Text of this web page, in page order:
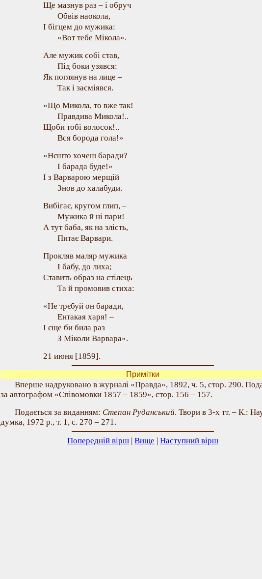
Ще мазнув раз – і обруч
Обвів наокола,
І бігцем до мужика:
«Вот тебе Мікола».
Але мужик собі став,
Під боки узявся:
Як поглянув на лице –
Так і засміявся.
«Що Микола, то вже так!
Правдива Микола!..
Щоби тобі волосок!..
Вся борода гола!»
«Нєшто хочеш баради?
І барада буде!»
І з Варварою мерщій
Знов до халабуди.
Вибігає, кругом глип, –
Мужика й ні пари!
А тут баба, як на злість,
Питає Варвари.
Прокляв маляр мужика
І бабу, до лиха;
Ставить образ на стілець
Та й промовив стиха:
«Не трєбуй он баради,
Ентакая харя! –
І єще би била раз
З Міколи Варвара».
21 июня [1859].
Примітки
Вперше надруковано в журналі «Правда», 1892, ч. 5, стор. 290.
за автографом «Співомовки 1857 – 1859», стор. 156 – 157.
Подається за виданням: Степан Руданський. Твори в 3-х тт. – К.:
думка, 1972 р., т. 1, с. 270 – 271.
Попередній вірш | Вище | Наступний вірш